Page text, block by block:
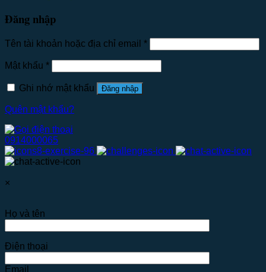
Đăng nhập
Tên tài khoản hoặc địa chỉ email *
Mật khẩu *
Ghi nhớ mật khẩu Đăng nhập
Quên mật khẩu?
0914000065
×
Họ và tên
Điện thoại
Email